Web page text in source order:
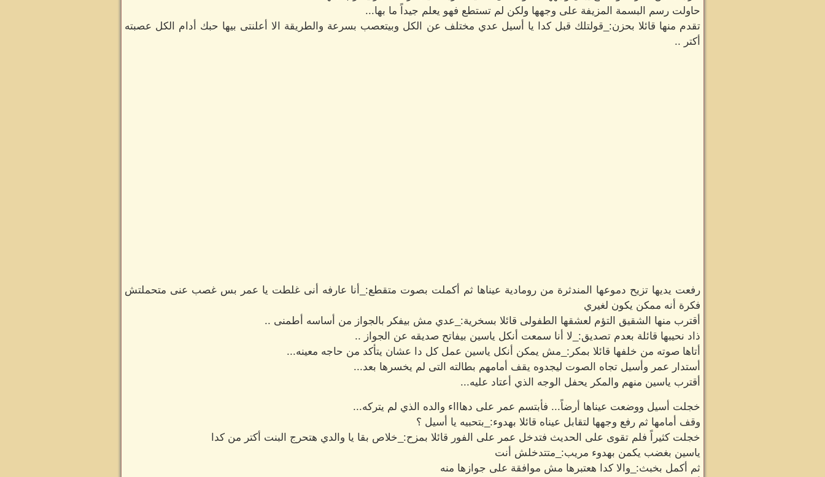
حاولت رسم البسمة المزيفة على وجهها ولكن لم تستطع فهو يعلم جيداً ما بها...
تقدم منها قائلا بحزن:_قولتلك قبل كدا يا أسيل عدي مختلف عن الكل وبيتعصب بسرعة والطريقة الا أعلنتى بيها حبك أدام الكل عصبته
أكتر ..
رفعت يديها تزيح دموعها المندثرة من رومادية عيناها ثم أكملت بصوت متقطع:_أنا عارفه أنى غلطت يا عمر بس غصب عنى متحملتش
فكرة أنه ممكن يكون لغيري
أقترب منها الشقيق التؤم لعشقها الطفولى قائلا بسخرية:_عدي مش بيفكر بالجواز من أساسه أطمنى ..
ذاد نحيبها قائلة بعدم تصديق:_لا أنا سمعت أنكل ياسين بيفاتح صديقه عن الجواز ..
أتاها صوته من خلفها قائلا بمكر:_مش يمكن أنكل ياسين عمل كل دا عشان يتأكد من حاجه معينه...
أستدار عمر وأسيل تجاه الصوت ليجدوه يقف أمامهم بطالته التى لم يخسرها بعد...
أقترب ياسين منهم والمكر يحفل الوجه الذي أعتاد عليه...
خجلت أسيل ووضعت عيناها أرضاً... فأبتسم عمر على دهاااء والده الذي لم يتركه...
وقف أمامها ثم رفع وجهها لتقابل عيناه قائلا بهدوء:_بتحبيه يا أسيل ؟
خجلت كثيراً فلم تقوى على الحديث فتدخل عمر على الفور قائلا بمزح:_خلاص بقا يا والدي هتحرج البنت أكتر من كدا
ياسين بغضب يكمن بهدوء مريب:_متتدخلش أنت
ثم أكمل بخبث:_والا كدا هعتبرها مش موافقة على جوازها منه